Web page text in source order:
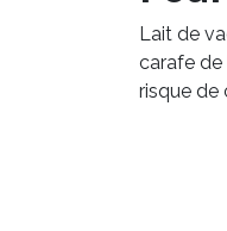
Lait de
carafe
risque de